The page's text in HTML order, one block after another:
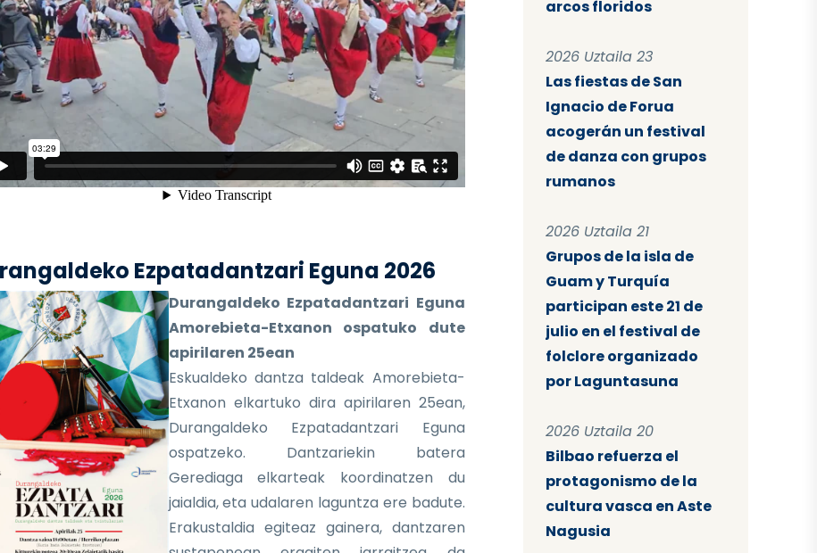
Ezpatadantzari Eguna 2026
Durangaldeko Ezpatadantzari Eguna
Amorebieta-Etxanon ospatuko dute
apirilaren 25ean
Eskualdeko dantza taldeak Amorebieta-
Etxanon elkartuko dira apirilaren 25ean,
Durangaldeko Ezpatadantzari Eguna
ospatzeko. Dantzariekin batera
Gerediaga elkarteak koordinatzen du
jaialdia, eta udalaren laguntza ere badute.
Erakustaldia egiteaz gainera, dantzaren
arcos floridos
2026 Uztaila 23
Las fiestas de San
Ignacio de Forua
acogerán un festival
de danza con grupos
rumanos
2026 Uztaila 21
Grupos de la isla de
Guam y Turquía
participan este 21 de
julio en el festival de
folclore organizado
por Laguntasuna
2026 Uztaila 20
Bilbao refuerza el
protagonismo de la
cultura vasca en Aste
Nagusia